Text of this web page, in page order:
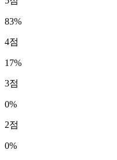
83%
4점
17%
3점
0%
2점
0%